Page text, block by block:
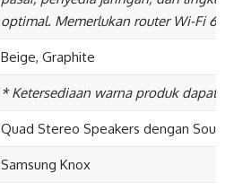
optimal. Memerlukan router Wi-Fi 6E.
Beige, Graphite
* Ketersediaan warna produk dapat
Quad Stereo Speakers dengan
Samsung Knox